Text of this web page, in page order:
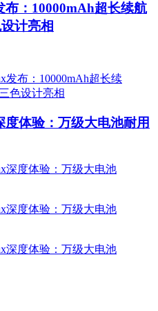
布：10000mAh超长续航
计亮相
体验：万级大电池耐用